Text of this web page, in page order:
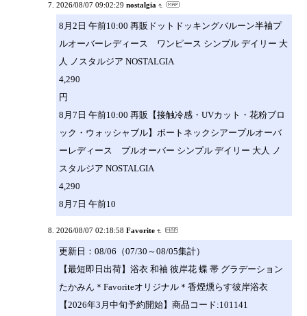
2026/08/07 09:02:29 nostalgia
8月2日 午前10:00 再販ドットドッキングバルーン半袖プ
ルオーバーレディース ワンピース シンプル デイリー 大
人 ノスタルジア NOSTALGIA
4,290
円
8月7日 午前10:00 再販【接触冷感・UVカット・花粉ブロ
ック・ウォッシャブル】ボートネックシアープルオーバ
ーレディース プルオーバー シンプル デイリー 大人 ノ
スタルジア NOSTALGIA
4,290
8月7日 午前10
2026/08/07 02:18:58 Favorite
更新日：08/06（07/30～08/05集計）
【最短即日出荷】浴衣 和袖 彼岸花 蝶 帯 グラデーション
たかみん＊Favoriteオリジナル＊香煙燻らす彼岸浴衣
【2026年3月中旬予約開始】商品コード:101141